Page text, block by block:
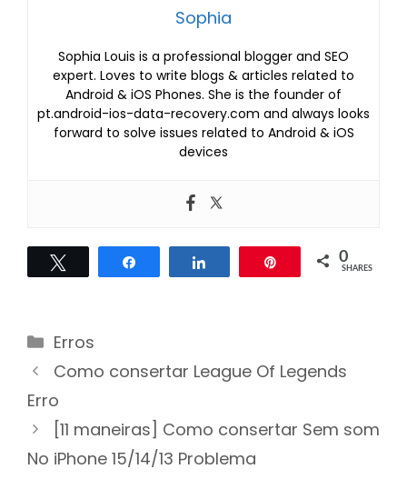
Sophia
Sophia Louis is a professional blogger and SEO
expert. Loves to write blogs & articles related to
Android & iOS Phones. She is the founder of
pt.android-ios-data-recovery.com and always looks
forward to solve issues related to Android & iOS
devices
0
SHARES
Categories
Erros
Post
navigation
Como consertar League Of Legends
Erro
[11 maneiras] Como consertar Sem som
No iPhone 15/14/13 Problema